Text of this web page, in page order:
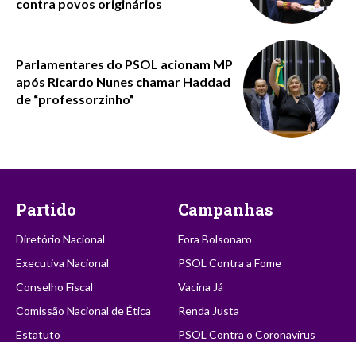
contra povos originários
Parlamentares do PSOL acionam MP
após Ricardo Nunes chamar Haddad
de “professorzinho”
Partido
Diretório Nacional
Executiva Nacional
Conselho Fiscal
Comissão Nacional de Ética
Estatuto
Campanhas
Fora Bolsonaro
PSOL Contra a Fome
Vacina Já
Renda Justa
PSOL Contra o Coronavírus